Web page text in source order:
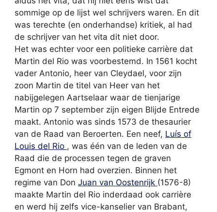
sommige op de lijst wel schrijvers waren. En dit
was terechte (en onderhandse) kritiek, al had
de schrijver van het vita dit niet door.
Het was echter voor een politieke carrière dat
Martin del Rio was voorbestemd. In 1561 kocht
vader Antonio, heer van Cleydael, voor zijn
zoon Martin de titel van Heer van het
nabijgelegen Aartselaar waar de tienjarige
Martin op 7 september zijn eigen Blijde Entrede
maakt. Antonio was sinds 1573 de thesaurier
van de Raad van Beroerten. Een neef, Luís of
Louis del Rio , was één van de leden van de
Raad die de processen tegen de graven
Egmont en Horn had overzien. Binnen het
regime van Don Juan van Oostenrijk (1576-8)
maakte Martin del Rio inderdaad ook carrière
en werd hij zelfs vice-kanselier van Brabant,